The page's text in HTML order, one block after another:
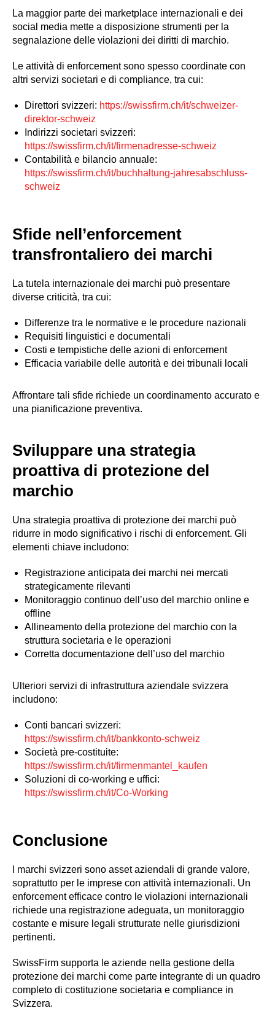
La maggior parte dei marketplace internazionali e dei
social media mette a disposizione strumenti per la
segnalazione delle violazioni dei diritti di marchio.
Le attività di enforcement sono spesso coordinate con
altri servizi societari e di compliance, tra cui:
Direttori svizzeri: https://swissfirm.ch/it/schweizer-
direktor-schweiz
Indirizzi societari svizzeri:
https://swissfirm.ch/it/firmenadresse-schweiz
Contabilità e bilancio annuale:
https://swissfirm.ch/it/buchhaltung-jahresabschluss-
schweiz
Sfide nell’enforcement
transfrontaliero dei marchi
La tutela internazionale dei marchi può presentare
diverse criticità, tra cui:
Differenze tra le normative e le procedure nazionali
Requisiti linguistici e documentali
Costi e tempistiche delle azioni di enforcement
Efficacia variabile delle autorità e dei tribunali locali
Affrontare tali sfide richiede un coordinamento accurato e
una pianificazione preventiva.
Sviluppare una strategia
proattiva di protezione del
marchio
Una strategia proattiva di protezione dei marchi può
ridurre in modo significativo i rischi di enforcement. Gli
elementi chiave includono:
Registrazione anticipata dei marchi nei mercati
strategicamente rilevanti
Monitoraggio continuo dell’uso del marchio online e
offline
Allineamento della protezione del marchio con la
struttura societaria e le operazioni
Corretta documentazione dell’uso del marchio
Ulteriori servizi di infrastruttura aziendale svizzera
includono:
Conti bancari svizzeri:
https://swissfirm.ch/it/bankkonto-schweiz
Società pre-costituite:
https://swissfirm.ch/it/firmenmantel_kaufen
Soluzioni di co-working e uffici:
https://swissfirm.ch/it/Co-Working
Conclusione
I marchi svizzeri sono asset aziendali di grande valore,
soprattutto per le imprese con attività internazionali. Un
enforcement efficace contro le violazioni internazionali
richiede una registrazione adeguata, un monitoraggio
costante e misure legali strutturate nelle giurisdizioni
pertinenti.
SwissFirm supporta le aziende nella gestione della
protezione dei marchi come parte integrante di un quadro
completo di costituzione societaria e compliance in
Svizzera.